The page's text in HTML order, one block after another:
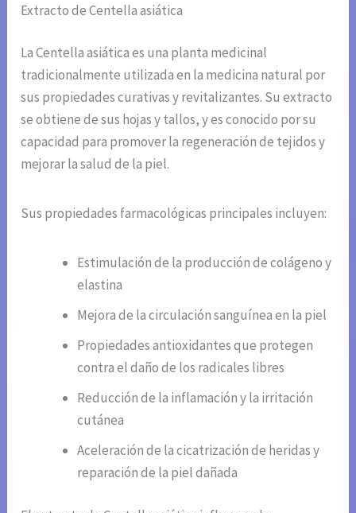
Extracto de Centella asiática
La Centella asiática es una planta medicinal
tradicionalmente utilizada en la medicina natural por
sus propiedades curativas y revitalizantes. Su extracto
se obtiene de sus hojas y tallos, y es conocido por su
capacidad para promover la regeneración de tejidos y
mejorar la salud de la piel.
Sus propiedades farmacológicas principales incluyen:
Estimulación de la producción de colágeno y
elastina
Mejora de la circulación sanguínea en la piel
Propiedades antioxidantes que protegen
contra el daño de los radicales libres
Reducción de la inflamación y la irritación
cutánea
Aceleración de la cicatrización de heridas y
reparación de la piel dañada